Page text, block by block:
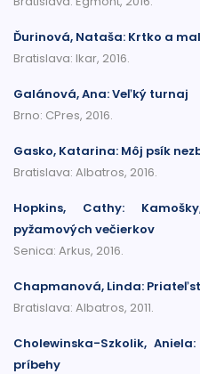
Ďurinová, Nataša: Krtko a
Bratislava: Ikar, 2016.
Galánová, Ana: Veľký turnaj
Brno: CPres, 2016.
Gasko, Katarina: Môj psík
Bratislava: Albatros, 2016.
Hopkins, Cathy:
pyžamových večierkov
Senica: Arkus, 2016.
Chapmanová, Linda:
Bratislava: Albatros, 2011.
Cholewinska-Szkolik,
príbehy